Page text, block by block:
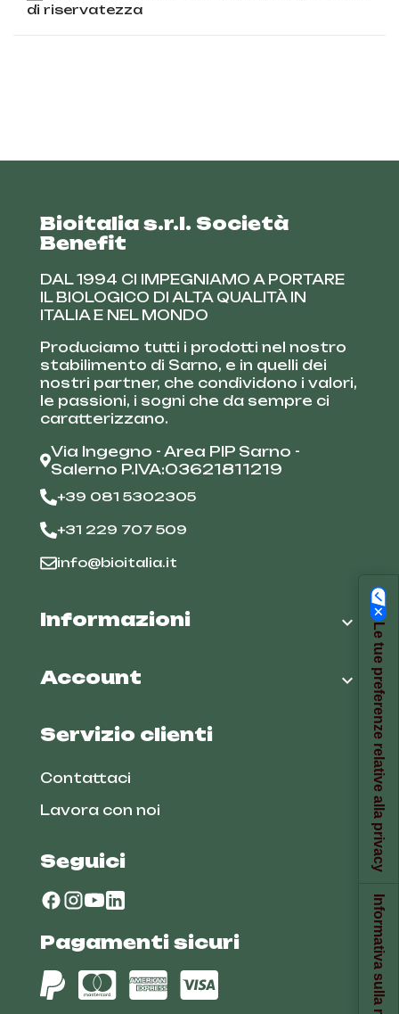
di riservatezza
Bioitalia s.r.l. Società
Benefit
DAL 1994 CI IMPEGNIAMO A PORTARE
IL BIOLOGICO DI ALTA QUALITÀ IN
ITALIA E NEL MONDO
Produciamo tutti i prodotti nel nostro
stabilimento di Sarno, e in quelli dei
nostri partner, che condividono i valori,
le passioni, i sogni che da sempre ci
caratterizzano.
Via Ingegno - Area PIP Sarno -
Salerno P.IVA:03621811219
+39 081 5302305
+31 229 707 509
info@bioitalia.it
Informazioni 
Account 
Servizio clienti
Contattaci
Lavora con noi
Seguici
Pagamenti sicuri
Le tue preferenze relative alla privacy
Informativa sulla raccolta